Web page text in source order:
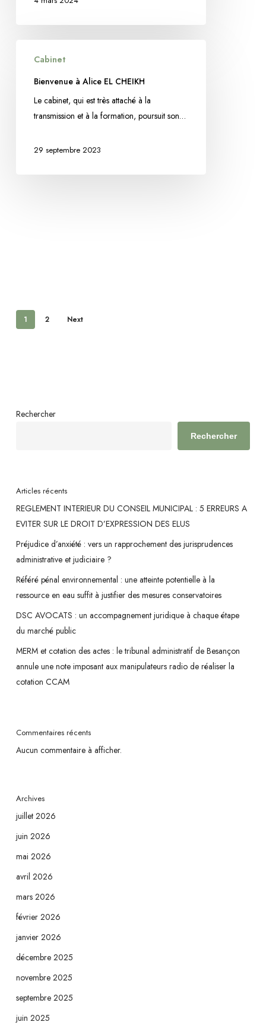
Cabinet
Bienvenue à Alice EL CHEIKH
Le cabinet, qui est très attaché à la
transmission et à la formation, poursuit son…
29 septembre 2023
1 2 Next
Rechercher
Rechercher
Articles récents
REGLEMENT INTERIEUR DU CONSEIL MUNICIPAL : 5 ERREURS A
EVITER SUR LE DROIT D’EXPRESSION DES ELUS
Préjudice d’anxiété : vers un rapprochement des jurisprudences
administrative et judiciaire ?
Référé pénal environnemental : une atteinte potentielle à la
ressource en eau suffit à justifier des mesures conservatoires
DSC AVOCATS : un accompagnement juridique à chaque étape
du marché public
MERM et cotation des actes : le tribunal administratif de Besançon
annule une note imposant aux manipulateurs radio de réaliser la
cotation CCAM
Commentaires récents
Aucun commentaire à afficher.
Archives
juillet 2026
juin 2026
mai 2026
avril 2026
mars 2026
février 2026
janvier 2026
décembre 2025
novembre 2025
septembre 2025
juin 2025